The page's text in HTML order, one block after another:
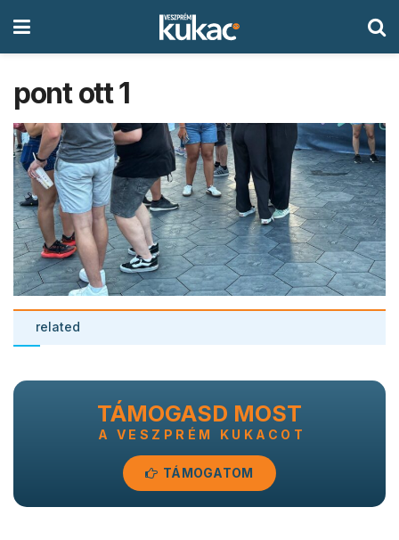
pont ott 1
related
TÁMOGASD MOST
A VESZPRÉM KUKACOT
TÁMOGATOM